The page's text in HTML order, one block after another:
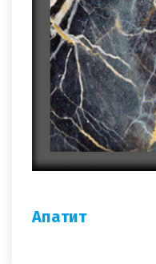
Апатит